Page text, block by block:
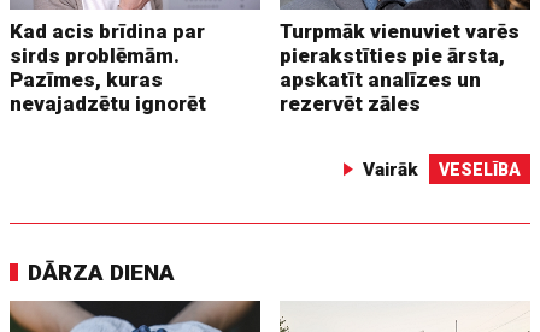
Kad acis brīdina par
sirds problēmām.
Pazīmes, kuras
nevajadzētu ignorēt
Turpmāk vienuviet varēs
pierakstīties pie ārsta,
apskatīt analīzes un
rezervēt zāles
Vairāk VESELĪBA
DĀRZA DIENA